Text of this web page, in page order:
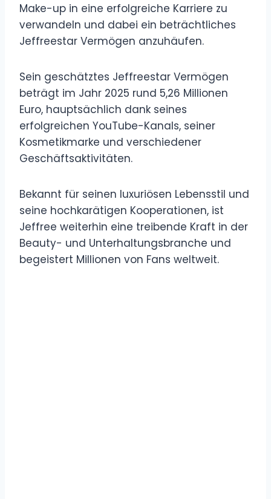
Make-up in eine erfolgreiche Karriere zu
verwandeln und dabei ein beträchtliches
Jeffreestar Vermögen anzuhäufen.
Sein geschätztes Jeffreestar Vermögen
beträgt im Jahr 2025 rund 5,26 Millionen
Euro, hauptsächlich dank seines
erfolgreichen YouTube-Kanals, seiner
Kosmetikmarke und verschiedener
Geschäftsaktivitäten.
Bekannt für seinen luxuriösen Lebensstil und
seine hochkarätigen Kooperationen, ist
Jeffree weiterhin eine treibende Kraft in der
Beauty- und Unterhaltungsbranche und
begeistert Millionen von Fans weltweit.